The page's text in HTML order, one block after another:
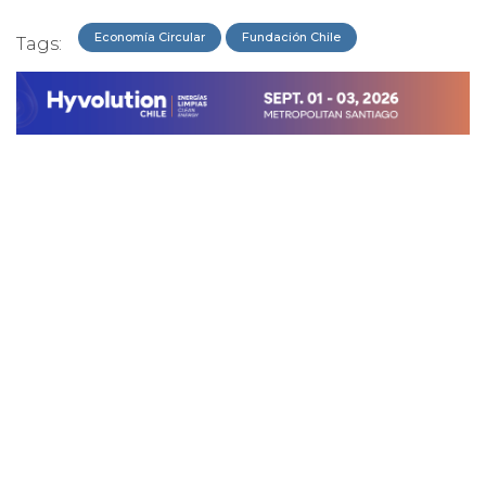
Tags: Economía Circular Fundación Chile